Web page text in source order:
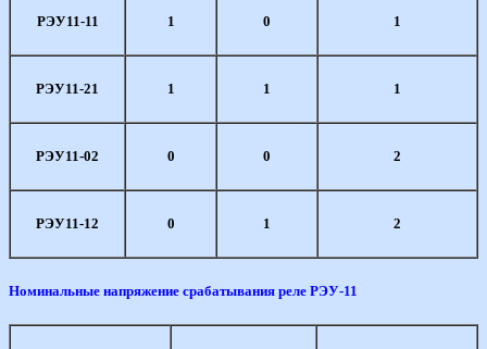
РЭУ11-11 1 0 1
РЭУ11-21 1 1 1
РЭУ11-02 0 0 2
РЭУ11-12 0 1 2
Номинальные напряжение срабатывания реле РЭУ-11